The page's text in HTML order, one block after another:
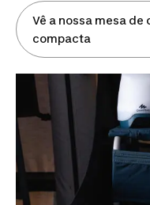
Vê a nossa mesa
compacta